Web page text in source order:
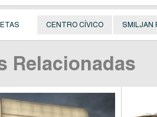
CENTRO CÍVICO SMILJAN
Relacionadas